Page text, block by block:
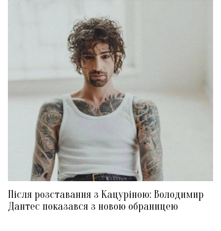
Після розставання з Кацуріною: Володимир
Дантес показався з новою обраницею